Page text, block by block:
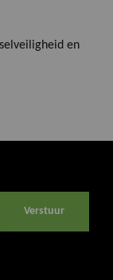
en
Verstuur